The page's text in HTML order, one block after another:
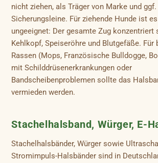
nicht ziehen, als Träger von Marke und
Sicherungsleine. Für ziehende Hunde ist
ungeeignet: Der gesamte Zug konzentriert
Kehlkopf, Speiseröhre und Blutgefäße. Für
Rassen (Mops, Französische Bulldogge,
mit Schilddrüsenerkrankungen oder
Bandscheibenproblemen sollte das
vermieden werden.
Stachelhalsband, Würger, E-
Stachelhalsbänder, Würger sowie
Stromimpuls-Halsbänder sind in